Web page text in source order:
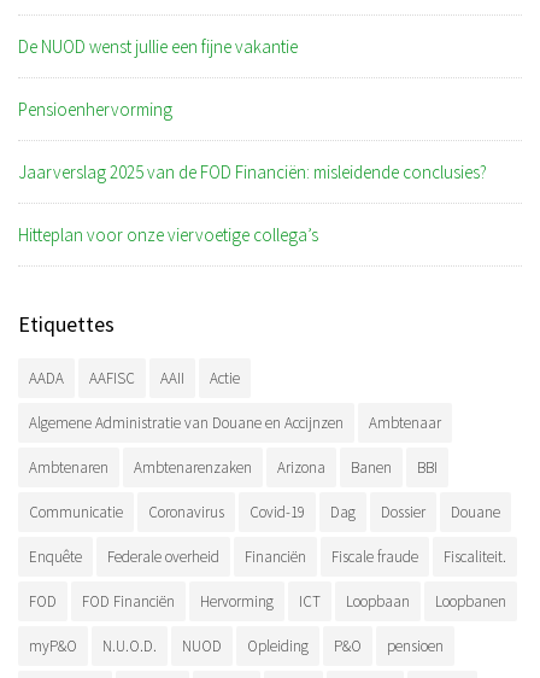
De NUOD wenst jullie een fijne vakantie
Pensioenhervorming
Jaarverslag 2025 van de FOD Financiën: misleidende conclusies?
Hitteplan voor onze viervoetige collega’s
Etiquettes
AADA AAFISC AAII Actie
Algemene Administratie van Douane en Accijnzen Ambtenaar
Ambtenaren Ambtenarenzaken Arizona Banen BBI
Communicatie Coronavirus Covid-19 Dag Dossier Douane
Enquête Federale overheid Financiën Fiscale fraude Fiscaliteit.
FOD FOD Financiën Hervorming ICT Loopbaan Loopbanen
myP&O N.U.O.D. NUOD Opleiding P&O pensioen